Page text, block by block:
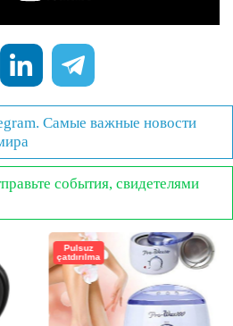
Самые важные новости
события, свидетелями